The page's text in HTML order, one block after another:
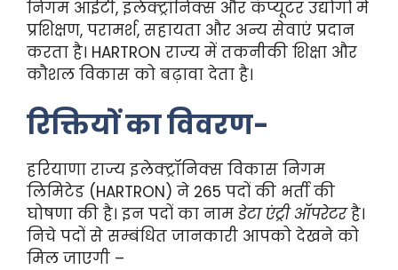
निगम आईटी, इलेक्ट्रॉनिक्स और कंप्यूटर उद्योगों में
प्रशिक्षण, परामर्श, सहायता और अन्य सेवाएं प्रदान
करता है। HARTRON राज्य में तकनीकी शिक्षा और
कौशल विकास को बढ़ावा देता है।
रिक्तियों का विवरण-
हरियाणा राज्य इलेक्ट्रॉनिक्स विकास निगम
लिमिटेड (HARTRON) ने 265 पदों की भर्ती की
घोषणा की है। इन पदों का नाम डेटा एंट्री ऑपरेटरहै।
निचे पदों से सम्बंधित जानकारी आपको देखने को
मिल जाएगी –